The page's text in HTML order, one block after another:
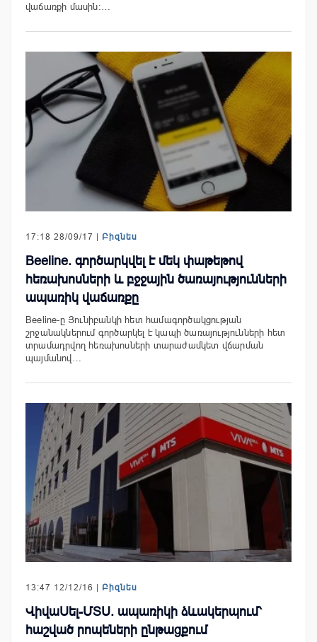
վաճառքի մասին:…
17:18 28/09/17 | Բիզնես
Beeline. գործարկվել է մեկ փաթեթով
հեռախոսների և բջջային ծառայությունների
ապառիկ վաճառքը
Beeline-ը Յունիբանկի հետ համագործակցության
շրջանակներում գործարկել է կապի ծառայությունների հետ
տրամադրվող հեռախոսների տարաժամկետ վճարման
պայմանով…
13:47 12/12/16 | Բիզնես
ՎիվաՍել-ՄՏՍ. ապառիկի ձևակերպում՝
հաշված րոպեների ընթացքում